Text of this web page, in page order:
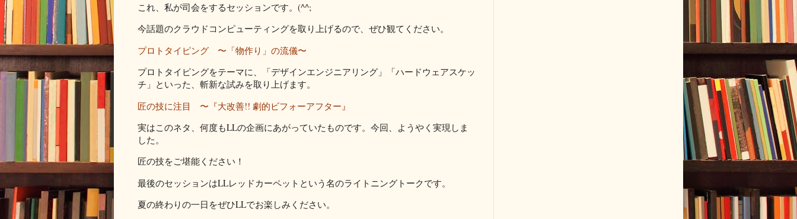
これ、私が司会をするセッションです。(^^;
今話題のクラウドコンピューティングを取り上げるので、ぜひ観てください。
プロトタイピング 〜「物作り」の流儀〜
プロトタイピングをテーマに、「デザインエンジニアリング」「ハードウェアスケッ
チ」といった、斬新な試みを取り上げます。
匠の技に注目 〜『大改善!! 劇的ビフォーアフター』
実はこのネタ、何度もLLの企画にあがっていたものです。今回、ようやく実現しま
した。
匠の技をご堪能ください！
最後のセッションはLLレッドカーペットという名のライトニングトークです。
夏の終わりの一日をぜひLLでお楽しみください。